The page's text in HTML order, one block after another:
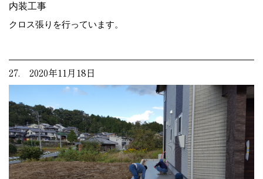
内装工事
クロス張りを行っています。
27. 2020年11月18日